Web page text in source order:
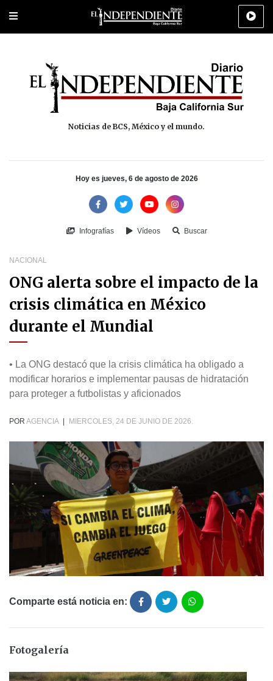
Portada Los Cabos Policiaca Deportes Cultura
Noticias de BCS, México y el mundo.
Hoy es jueves, 6 de agosto de 2026
Infografías Vídeos Buscar
NACIONAL
ONG alerta sobre el impacto de la
crisis climática en México
durante el Mundial
• La ONG destacó que la crisis climática ha obligado a
modificar horarios e implementar pausas de hidratación
para proteger a futbolistas y aficionados
POR AGENCIA MIERCOLES, 24 DE JUNIO DE 2026.
Comparte está noticia en:
Fotogalería